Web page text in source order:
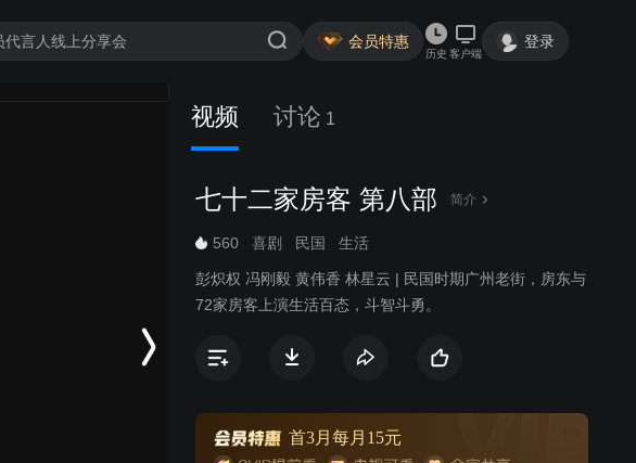
会员特惠
历史 客户端
登录
视频 讨论 1
七十二家房客 第八部 简介
560 喜剧 民国 生活
彭炽权 冯刚毅 黄伟香 林星云 | 民国时期广州老街，房东与
72家房客上演生活百态，斗智斗勇。
首3月每月15元